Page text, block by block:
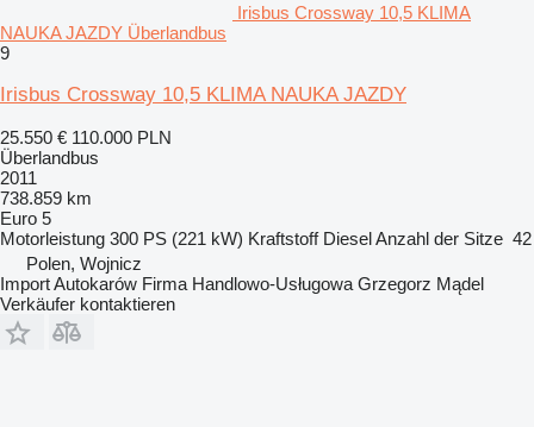
Irisbus Crossway 10,5 KLIMA
NAUKA JAZDY Überlandbus
9
Irisbus Crossway 10,5 KLIMA NAUKA JAZDY
25.550 € 110.000 PLN
Überlandbus
2011
738.859 km
Euro 5
Motorleistung 300 PS (221 kW) Kraftstoff DieselAnzahl der Sitze 42
Polen, Wojnicz
Import Autokarów Firma Handlowo-Usługowa Grzegorz Mądel
Verkäufer kontaktieren